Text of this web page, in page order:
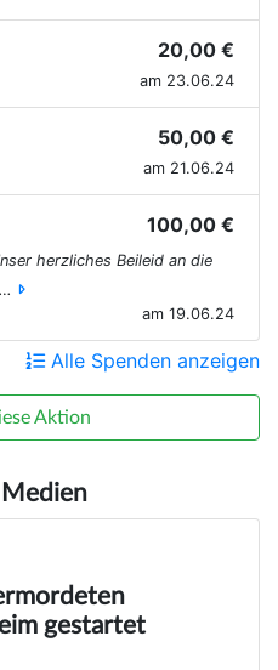
20,00 €
am 23.06.24
50,00 €
am 21.06.24
100,00 €
herzliches Beileid an die
am 19.06.24
Alle Spenden anzeigen
Aktion
Medien
gestartet